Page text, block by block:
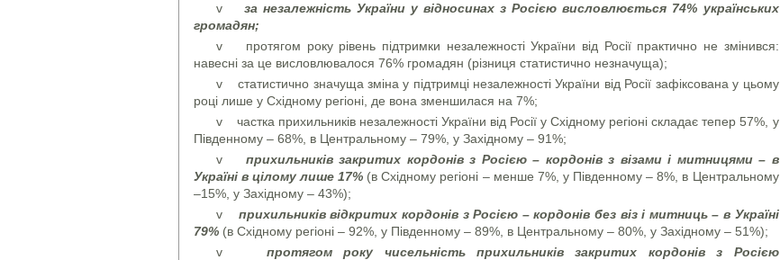
v за незалежність України у відносинах з Росією висловлюється 74% українських
громадян;
v протягом року рівень підтримки незалежності України від Росії практично не змінився:
навесні за це висловлювалося 76% громадян (різниця статистично незначуща);
v статистично значуща зміна у підтримці незалежності України від Росії зафіксована у цьому
році лише у Східному регіоні, де вона зменшилася на 7%;
v частка прихильників незалежності України від Росії у Східному регіоні складає тепер 57%, у
Південному – 68%, в Центральному – 79%, у Західному – 91%;
v прихильників закритих кордонів з Росією – кордонів з візами і митницями – в
Україні в цілому лише 17% (в Східному регіоні – менше 7%, у Південному – 8%, в Центральному
–15%, у Західному – 43%);
v прихильників відкритих кордонів з Росією – кордонів без віз і митниць – в Україні
79%(в Східному регіоні – 92%, у Південному – 89%, в Центральному – 80%, у Західному – 51%);
v протягом року чисельність прихильників закритих кордонів з Росією